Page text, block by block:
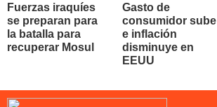
Fuerzas iraquíes
se preparan para
la batalla para
recuperar Mosul
Gasto de
consumidor sube
e inflación
disminuye en
EEUU